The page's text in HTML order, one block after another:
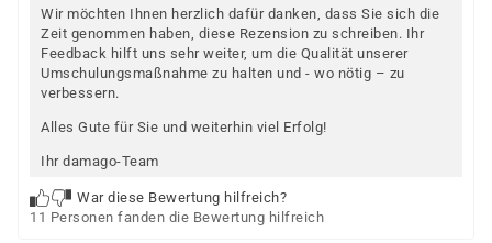
Wir möchten Ihnen herzlich dafür danken, dass Sie sich die
Zeit genommen haben, diese Rezension zu schreiben. Ihr
Feedback hilft uns sehr weiter, um die Qualität unserer
Umschulungsmaßnahme zu halten und - wo nötig – zu
verbessern.
Alles Gute für Sie und weiterhin viel Erfolg!
Ihr damago-Team
War diese Bewertung hilfreich?
11 Personen fanden die Bewertung hilfreich